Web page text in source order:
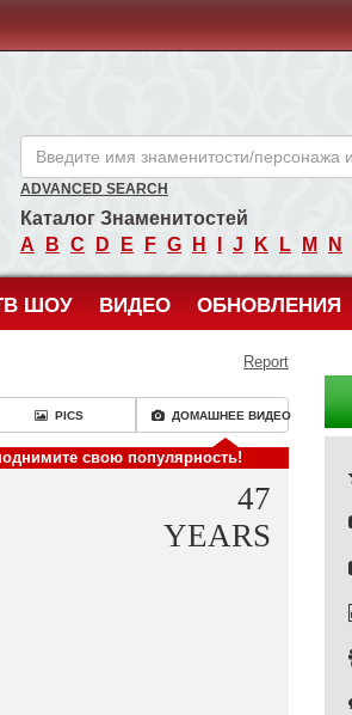
ADVANCED SEARCH
Каталог Знаменитостей
A
B C D E F G H J K L M N
ШОУ ВИДЕО ОБНОВЛЕНИЯ
Report
PICS ДОМАШНЕЕ ВИДЕО
свою популярность!
47
YEARS